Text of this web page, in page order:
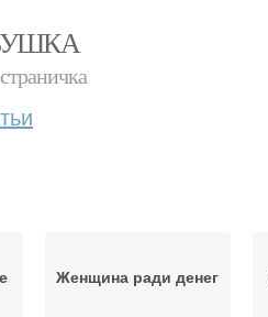
Женщина ради денег